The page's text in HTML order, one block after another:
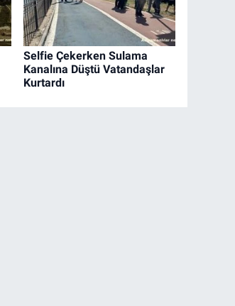
Selfie Çekerken Sulama
Kanalına Düştü Vatandaşlar
Kurtardı